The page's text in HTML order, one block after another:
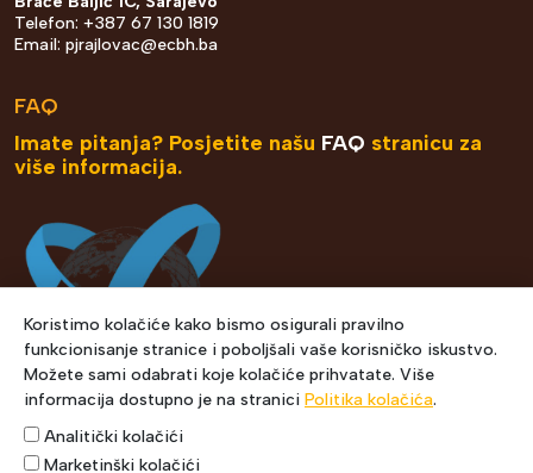
Koristimo kolačiće kako bismo osigurali pravilno
funkcionisanje stranice i poboljšali vaše korisničko iskustvo.
Možete sami odabrati koje kolačiće prihvatate. Više
informacija dostupno je na stranici Politika kolačića.
Analitički kolačići
Marketinški kolačići
Telefon: +387 67 130 1819
Email: pjrajlovac@ecbh.ba
FAQ
Imate pitanja? Posjetite našu FAQ stranicu za
više informacija.